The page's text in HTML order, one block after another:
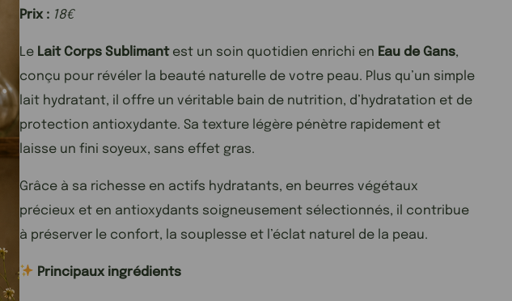
Prix : 18€
Le Lait Corps Sublimantest un soin quotidien enrichi en Eau de Gans,
conçu pour révéler la beauté naturelle de votre peau. Plus qu’un simple
lait hydratant, il offre un véritable bain de nutrition, d’hydratation et de
protection antioxydante. Sa texture légère pénètre rapidement et
laisse un fini soyeux, sans effet gras.
Grâce à sa richesse en actifs hydratants, en beurres végétaux
précieux et en antioxydants soigneusement sélectionnés, il contribue
à préserver le confort, la souplesse et l’éclat naturel de la peau.
Principaux ingrédients